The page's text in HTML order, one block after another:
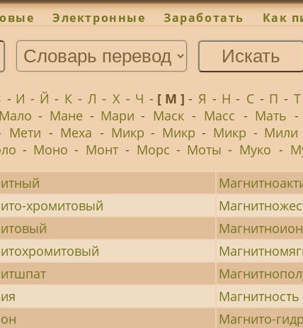
Электронные Заработать Как
- И - Й - К - Л - Х - Ч - [ М ]- Я - Н - С - П - Т
Мало - Мане - Мари - Маск - Масс - Мать -
Мети - Меха - Микр - Микр - Микр - Мили
- Моно - Монт - Морс - Моты - Муко -
хромитовый
Магнитность
Магнито-